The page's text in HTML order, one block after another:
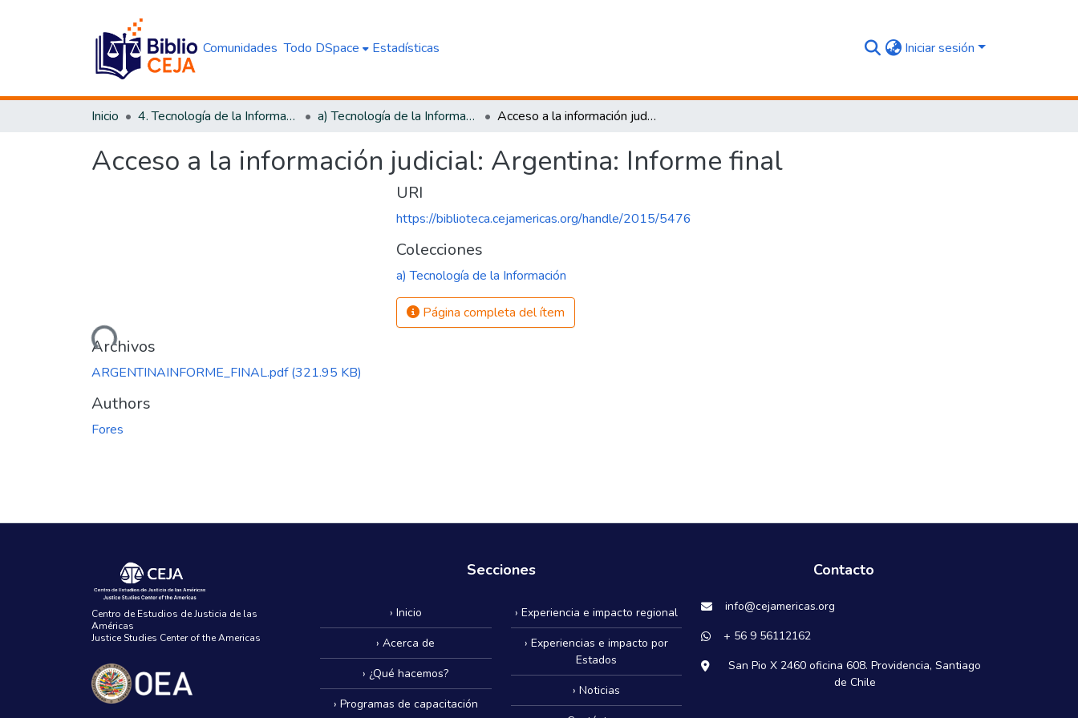
Comunidades Todo DSpace Estadísticas Iniciar sesión
Inicio 4. Tecnología de la Información y Transparencia a) Tecnología de la Información Acceso a la información judicial: Argentina: Informe final
Acceso a la información judicial: Argentina: Informe final
Cargando...Archivos
ARGENTINAINFORME_FINAL.pdf(321.95 KB)
Authors
Fores
URI
https://biblioteca.cejamericas.org/handle/2015/5476
Colecciones
a) Tecnología de la Información
Página completa del ítem
Centro de Estudios de Justicia de las
Américas
Justice Studies Center of the Americas
Secciones
› Inicio
› Acerca de
› ¿Qué hacemos?
› Programas de capacitación
› Experiencia e impacto regional
› Experiencias e impacto por
Estados
› Noticias
Contacto
info@cejamericas.org
+ 56 9 56112162
San Pio X 2460 oficina 608. Providencia, Santiago
de Chile